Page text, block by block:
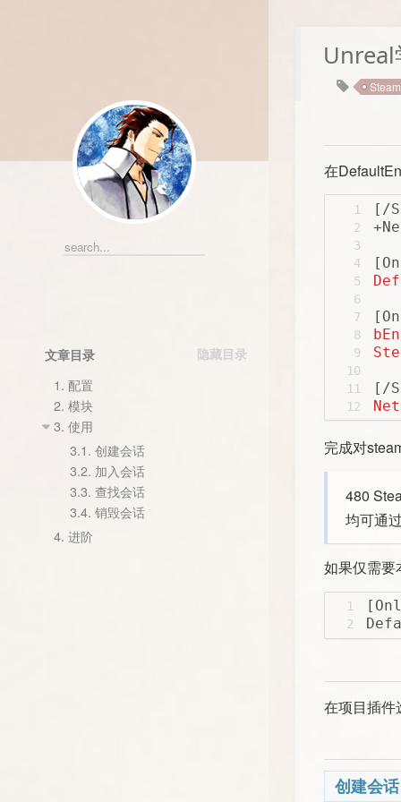
Unreal
Steam
在
1
2
3
4
5
6
7
8
9
10
11
12
[/
[/
完成对
480
均可通
如果仅需要
1
2
在项目插件
创建会话
文章目录
1. 配置
2. 模块
3. 使用
3.1. 创建会话
3.2. 加入会话
3.3. 查找会话
3.4. 销毁会话
4. 进阶